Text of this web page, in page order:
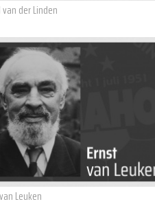
van der Linden
Leuken